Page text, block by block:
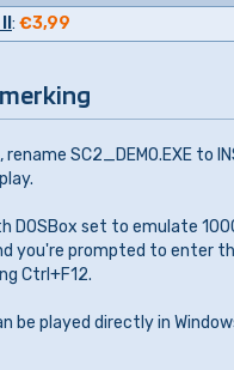
: €3,99
SC2_DEMO.EXE to
DOSBox set to emulate
you're prompted to enter
Ctrl+F12.
be played directly in